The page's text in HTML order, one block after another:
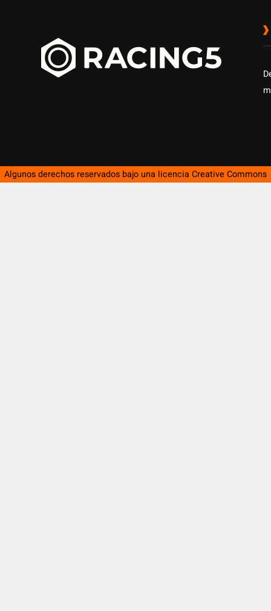
Algunos derechos reservados bajo una licencia Creative Commons